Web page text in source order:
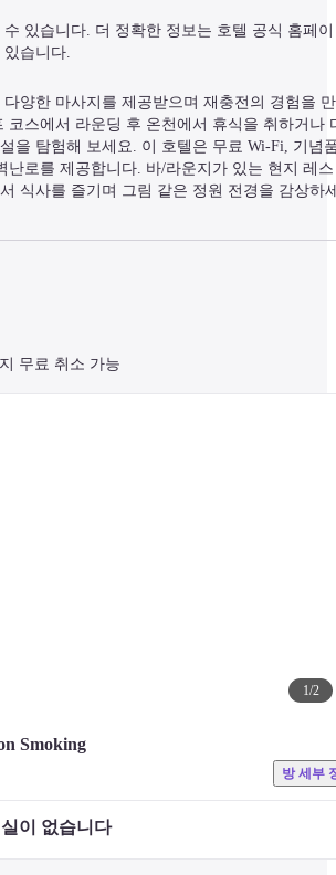
있습니다. 더 정확한 정보는 호텔 공식 홈페이
습니다.
양한 마사지를 제공받으며 재충전의 경험을 만
코스에서 라운딩 후 온천에서 휴식을 취하거나
을 탐험해 보세요. 이 호텔은 무료 Wi-Fi, 기념
난로를 제공합니다. 바/라운지가 있는 현지 레스
식사를 즐기며 그림 같은 정원 전경을 감상하
면도구, 비데도 제공됩니다. 추가 편의시설로는
탁/드라이클리닝 서비스, 24시간 프런트 데스크
후네 사쿠고겐 준국립공원 근처에 위치한 카루
무료 취소 가능
1/2
Smoking
방 세부
이 없습니다